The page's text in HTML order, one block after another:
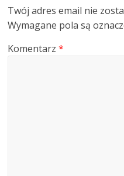
Twój adres email nie
Wymagane pola są
Komentarz*